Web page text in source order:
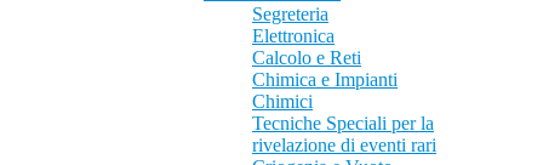
Segreteria
Elettronica
Calcolo e Reti
Chimica e Impianti
Chimici
Tecniche Speciali per la
rivelazione di eventi rari